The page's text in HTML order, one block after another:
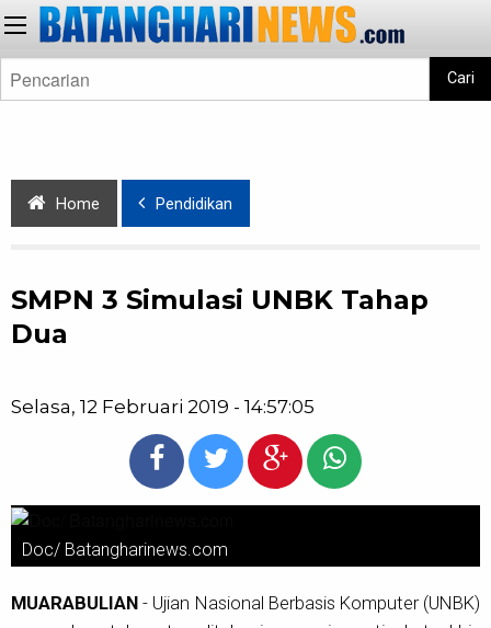
Cari
Home Pendidikan
SMPN 3 Simulasi UNBK Tahap
Dua
Selasa, 12 Februari 2019 - 14:57:05
Doc/ Batangharinews.com
MUARABULIAN - Ujian Nasional Berbasis Komputer (UNBK)